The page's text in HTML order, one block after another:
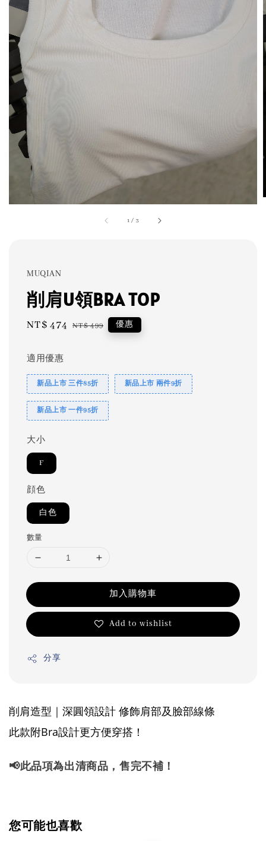
1 / 3
MUQIAN
削肩U領BRA TOP
Sale
NT$ 474 Regular
NT$ 499 優惠
適用優惠
新品上市 三件85折 新品上市 兩件9折
新品上市 一件95折
大小
F
顔色
白色
數量
加入購物車
Add to wishlist
分享
削肩造型｜深圓領設計 修飾肩部及臉部線條
此款附Bra設計更方便穿搭！
📢此品項為出清商品，售完不補！
您可能也喜歡